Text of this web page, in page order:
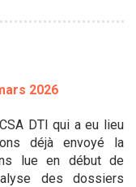
2026
DTI qui a eu lieu
déjà envoyé la
lue en début de
des dossiers